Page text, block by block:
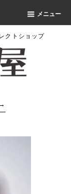
メニュー
クトショップ